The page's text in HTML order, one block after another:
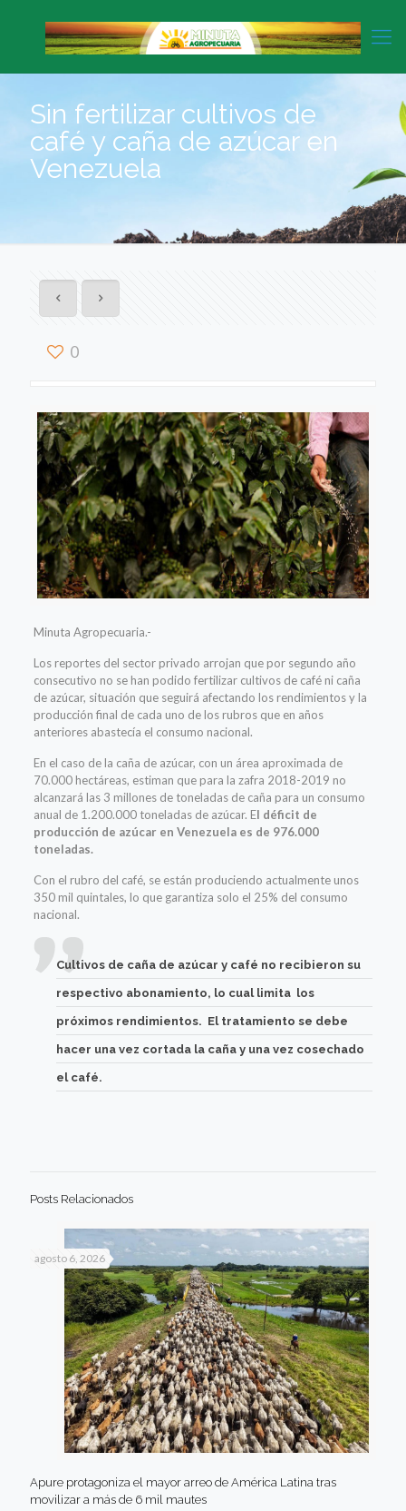
Sin fertilizar cultivos de
café y caña de azúcar en
Venezuela
0
Minuta Agropecuaria.-
Los reportes del sector privado arrojan que por segundo año
consecutivo no se han podido fertilizar cultivos de café ni caña
de azúcar, situación que seguirá afectando los rendimientos y la
producción final de cada uno de los rubros que en años
anteriores abastecía el consumo nacional.
En el caso de la caña de azúcar, con un área aproximada de
70.000 hectáreas, estiman que para la zafra 2018-2019 no
alcanzará las 3 millones de toneladas de caña para un consumo
anual de 1.200.000 toneladas de azúcar. El déficit de
producción de azúcar en Venezuela es de 976.000
toneladas.
Con el rubro del café, se están produciendo actualmente unos
350 mil quintales, lo que garantiza solo el 25% del consumo
nacional.
Cultivos de caña de azúcar y café no recibieron su
respectivo abonamiento, lo cual limita los
próximos rendimientos. El tratamiento se debe
hacer una vez cortada la caña y una vez cosechado
el café.
Posts Relacionados
agosto 6, 2026
Apure protagoniza el mayor arreo de América Latina tras
movilizar a más de 6 mil mautes